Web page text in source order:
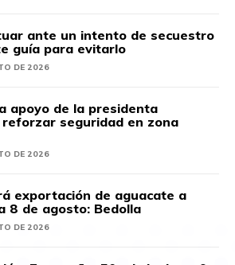
ante un intento de secuestro
guía para evitarlo
DE 2026
apoyo de la presidenta
reforzar seguridad en zona
DE 2026
exportación de aguacate a
8 de agosto: Bedolla
DE 2026